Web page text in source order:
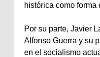
histórica como forma
Por su parte, Javier
Alfonso Guerra y su
en el socialismo